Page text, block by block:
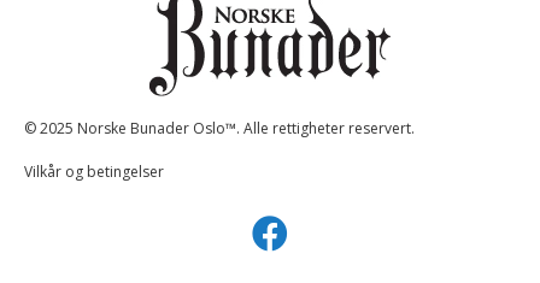
© 2025 Norske Bunader Oslo™. Alle rettigheter reservert.
Vilkår og betingelser